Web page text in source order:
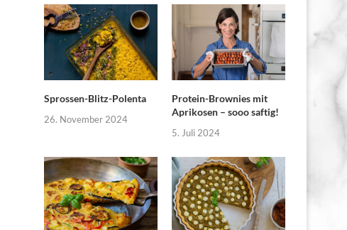
Sprossen-Blitz-Polenta
26. November 2024
Protein-Brownies mit
Aprikosen – sooo saftig!
5. Juli 2024